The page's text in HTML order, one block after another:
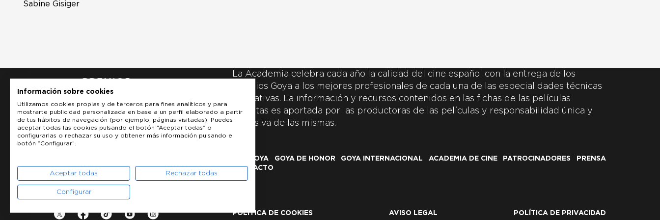
Sabine Gisiger
La Academia celebra cada año la calidad del cine español con la entrega de los
Premios Goya a los mejores profesionales de cada una de las especialidades técnicas
y creativas. La información y recursos contenidos en las fichas de las películas
inscritas es aportada por las productoras de las películas y responsabilidad única y
exclusiva de las mismas.
LOS GOYA GOYA DE HONOR GOYA INTERNACIONAL ACADEMIA DE CINE PATROCINADORES
PRENSA
CONTACTO
POLÍTICA DE COOKIES AVISO LEGAL POLÍTICA DE PRIVACIDAD
Información sobre cookies
Utilizamos cookies propias y de terceros para fines analíticos y para
mostrarte publicidad personalizada en base a un perfil elaborado a partir
de tus hábitos de navegación (por ejemplo, páginas visitadas). Puedes
aceptar todas las cookies pulsando el botón “Aceptar todas” o
configurarlas o rechazar su uso y obtener más información pulsando el
botón “Configurar”.
Aceptar todas Rechazar todas
Configurar